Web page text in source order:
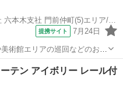
シンテイ警備株式会社 六本木支社 門前仲町(5)エリア/A3203200117
提携サイト 7月24日
接客対応もなくストレスフリ
されず勤務することも可能！
テン アイボリー レール付